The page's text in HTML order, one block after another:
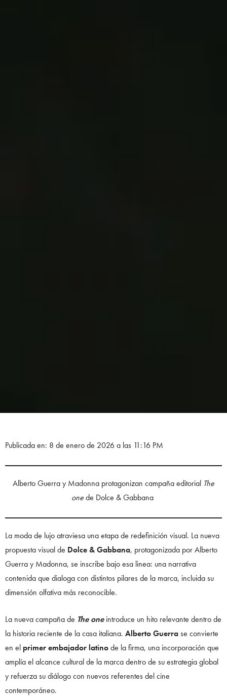
Publicada en: 8 de enero de 2026 a las 11:16 PM
Alberto Guerra y Madonna protagonizan campaña editorial The
onede Dolce & Gabbana
La moda de lujo atraviesa una etapa de redefinición visual. La nueva
propuesta visual de Dolce & Gabbana, protagonizada por Alberto
Guerra y Madonna, se inscribe bajo esa linea: una narrativa
contenida que dialoga con distintos pilares de la marca, incluida su
dimensión olfativa más reconocible.
La nueva campaña de The oneintroduce un hito relevante dentro de
la historia reciente de la casa italiana. Alberto Guerrase convierte
en el primer embajador latinode la firma, una incorporación que
amplía el alcance cultural de la marca dentro de su estrategia global
y refuerza su diálogo con nuevos referentes del cine
contemporáneo.